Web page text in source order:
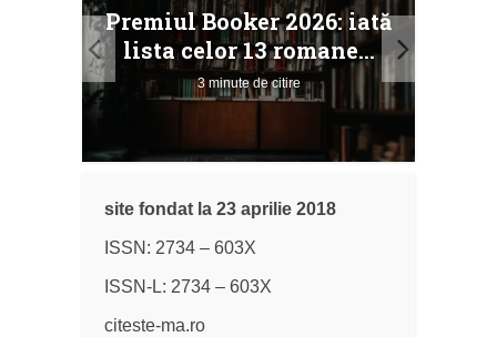
Premiul Booker 2026: iată
lista celor 13 romane...
3 minute de citire
site fondat la 23 aprilie 2018
ISSN: 2734 – 603X
ISSN-L: 2734 – 603X
citeste-ma.ro